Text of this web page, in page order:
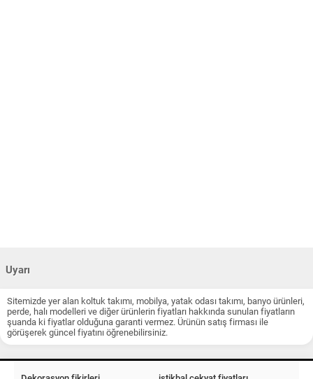
Uyarı
Sitemizde yer alan koltuk takımı, mobilya, yatak odası takımı, banyo ürünleri,
perde, halı modelleri ve diğer ürünlerin fiyatları hakkında sunulan fiyatların
şuanda ki fiyatlar olduğuna garanti vermez. Ürünün satış firması ile
görüşerek güncel fiyatını öğrenebilirsiniz.